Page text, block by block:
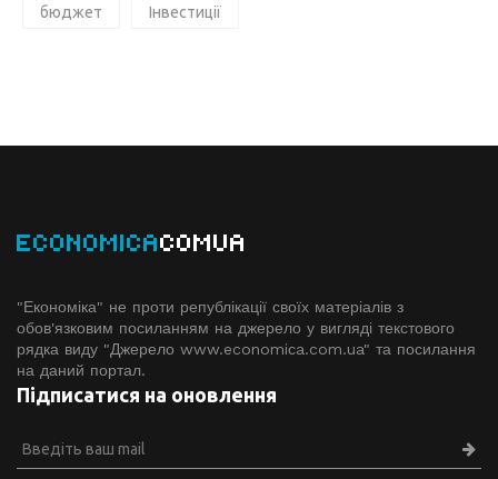
бюджет Інвестиції
ECONOMICACOMUA
"Економіка" не проти републікації своїх матеріалів з
обов'язковим посиланням на джерело у вигляді текстового
рядка виду "Джерело www.economiсa.com.ua" та посилання
на даний портал.
Підписатися на оновлення